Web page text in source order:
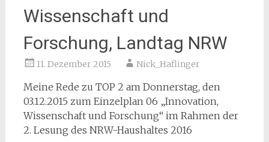
Wissenschaft und
Forschung, Landtag NRW
11. Dezember 2015 Nick_Haflinger
Meine Rede zu TOP 2 am Donnerstag, den
03.12.2015 zum Einzelplan 06 „Innovation,
Wissenschaft und Forschung“ im Rahmen der
2. Lesung des NRW-Haushaltes 2016